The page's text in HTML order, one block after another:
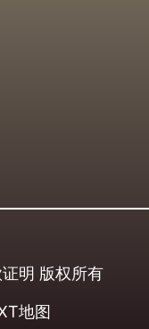
明 版权所有
地图